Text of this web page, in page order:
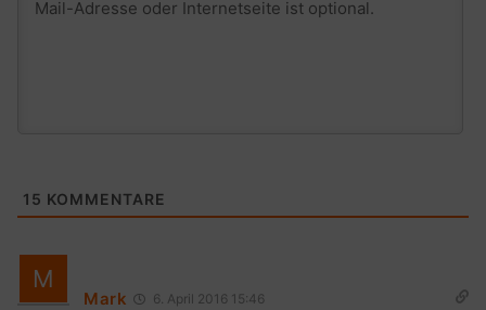
15 KOMMENTARE
Mark 6. April 2016 15:46